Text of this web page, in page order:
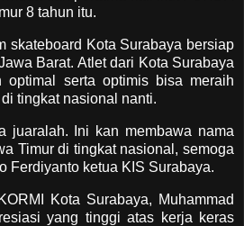
8 tahun itu.
skateboard Kota Surabaya bersiap
Barat. Atlet dari Kota Surabaya
optimal serta optimis bisa meraih
tingkat nasional nanti.
juaralah. Ini kan membawa nama
Timur di tingkat nasional, semoga
Ferdiyanto ketua KIS Surabaya.
Kota Surabaya, Muhammad
yang tinggi atas kerja keras